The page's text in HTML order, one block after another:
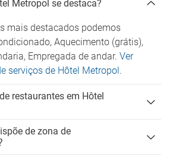
Metropol se destaca?
mais destacados podemos
Aquecimento (grátis),
Empregada de andar. Ver
serviços de Hôtel Metropol.
restaurantes em Hôtel
de zona de